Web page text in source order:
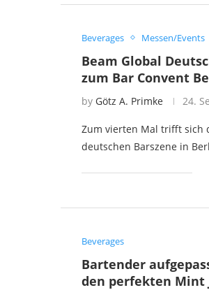
Beverages Messen/Events
Beam Global
zum Bar Convent
by Götz A. Primke 24.
Zum vierten Mal trifft sich
deutschen Barszene in
Beverages
Bartender
den perfekten Mint